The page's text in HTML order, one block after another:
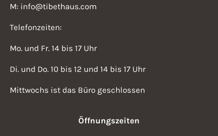
M: info@tibethaus.com
Telefonzeiten:
Mo. und Fr. 14 bis 17 Uhr
Di. und Do. 10 bis 12 und 14 bis 17 Uhr
Mittwochs ist das Büro geschlossen
Öffnungszeiten